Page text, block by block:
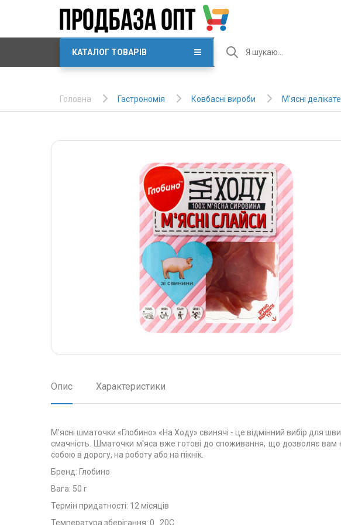
КАТАЛОГ ТОВАРІВ
Головна Гастрономія Ковбасні вироби М'ясні
Опис Характеристики
М'ясні шматочки «Глобино» «На Ходу» свинячі - це відмінний вибір для
смачність. Шматочки м'яса вже готові до споживання, що дозволяє вам
собою в дорогу, на роботу або на пікнік.
Бренд: Глобино
Вага: 50 г
Термін придатності: 12 місяців
Температура зберігання: 0...20С